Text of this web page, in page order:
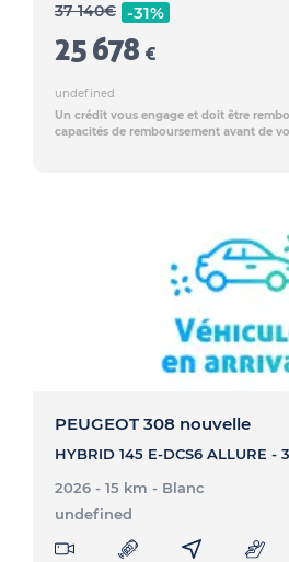
37 140€ -31%
25 678 €
undefined
Un crédit vous engage et doit être
capacités de remboursement avant de
PEUGEOT 308 nouvelle
2026 - 15 km - Blanc
undefined